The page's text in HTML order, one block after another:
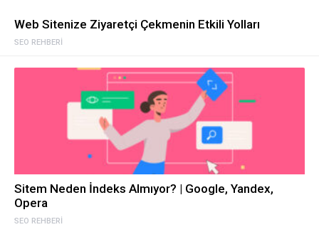
SEO REHBERI
Web Sitenize Ziyaretçi Çekmenin Etkili Yolları
SEO REHBERI
Sitem Neden İndeks Almıyor? | Google, Yandex,
Opera